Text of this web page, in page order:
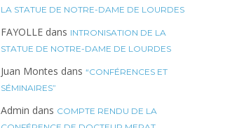
LA STATUE DE NOTRE-DAME DE LOURDES
FAYOLLE dans INTRONISATION DE LA
STATUE DE NOTRE-DAME DE LOURDES
Juan Montes dans “CONFÉRENCES ET
SÉMINAIRES”
Admin dans COMPTE RENDU DE LA